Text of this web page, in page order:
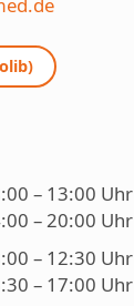
– 13:00 Uhr
– 20:00 Uhr
– 12:30 Uhr
– 17:00 Uhr